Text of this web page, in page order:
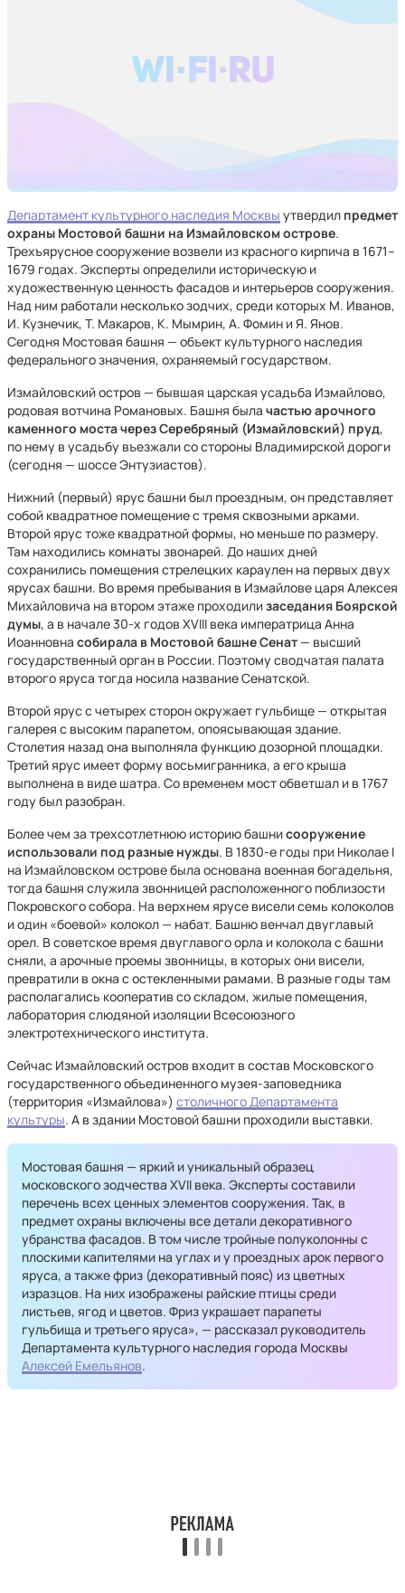
Департамент культурного наследия Москвы утвердил предмет
охраны Мостовой башни на Измайловском острове.
Трехъярусное сооружение возвели из красного кирпича в 1671–
1679 годах. Эксперты определили историческую и
художественную ценность фасадов и интерьеров сооружения.
Над ним работали несколько зодчих, среди которых М. Иванов,
И. Кузнечик, Т. Макаров, К. Мымрин, А. Фомин и Я. Янов.
Сегодня Мостовая башня — объект культурного наследия
федерального значения, охраняемый государством.
Измайловский остров — бывшая царская усадьба Измайлово,
родовая вотчина Романовых. Башня была частью арочного
каменного моста через Серебряный (Измайловский) пруд,
по нему в усадьбу въезжали со стороны Владимирской дороги
(сегодня — шоссе Энтузиастов).
Нижний (первый) ярус башни был проездным, он представляет
собой квадратное помещение с тремя сквозными арками.
Второй ярус тоже квадратной формы, но меньше по размеру.
Там находились комнаты звонарей. До наших дней
сохранились помещения стрелецких караулен на первых двух
ярусах башни. Во время пребывания в Измайлове царя Алексея
Михайловича на втором этаже проходилизаседания Боярской
думы, а в начале 30-х годов XVIII века императрица Анна
Иоанновна собирала в Мостовой башне Сенат— высший
государственный орган в России. Поэтому сводчатая палата
второго яруса тогда носила название Сенатской.
Второй ярус с четырех сторон окружает гульбище — открытая
галерея с высоким парапетом, опоясывающая здание.
Столетия назад она выполняла функцию дозорной площадки.
Третий ярус имеет форму восьмигранника, а его крыша
выполнена в виде шатра. Со временем мост обветшал и в 1767
году был разобран.
Более чем за трехсотлетнюю историю башнисооружение
использовали под разные нужды. В 1830-е годы при Николае I
на Измайловском острове была основана военная богадельня,
тогда башня служила звонницей расположенного поблизости
Покровского собора. На верхнем ярусе висели семь колоколов
и один «боевой» колокол — набат. Башню венчал двуглавый
орел. В советское время двуглавого орла и колокола с башни
сняли, а арочные проемы звонницы, в которых они висели,
превратили в окна с остекленными рамами. В разные годы там
располагались кооператив со складом, жилые помещения,
лаборатория слюдяной изоляции Всесоюзного
электротехнического института.
Сейчас Измайловский остров входит в состав Московского
государственного объединенного музея-заповедника
(территория «Измайлова») столичного Департамента
культуры. А в здании Мостовой башни проходили выставки.
Мостовая башня — яркий и уникальный образец
московского зодчества XVII века. Эксперты составили
перечень всех ценных элементов сооружения. Так, в
предмет охраны включены все детали декоративного
убранства фасадов. В том числе тройные полуколонны с
плоскими капителями на углах и у проездных арок первого
яруса, а также фриз (декоративный пояс) из цветных
изразцов. На них изображены райские птицы среди
листьев, ягод и цветов. Фриз украшает парапеты
гульбища и третьего яруса», — рассказал руководитель
Департамента культурного наследия города Москвы
Алексей Емельянов.